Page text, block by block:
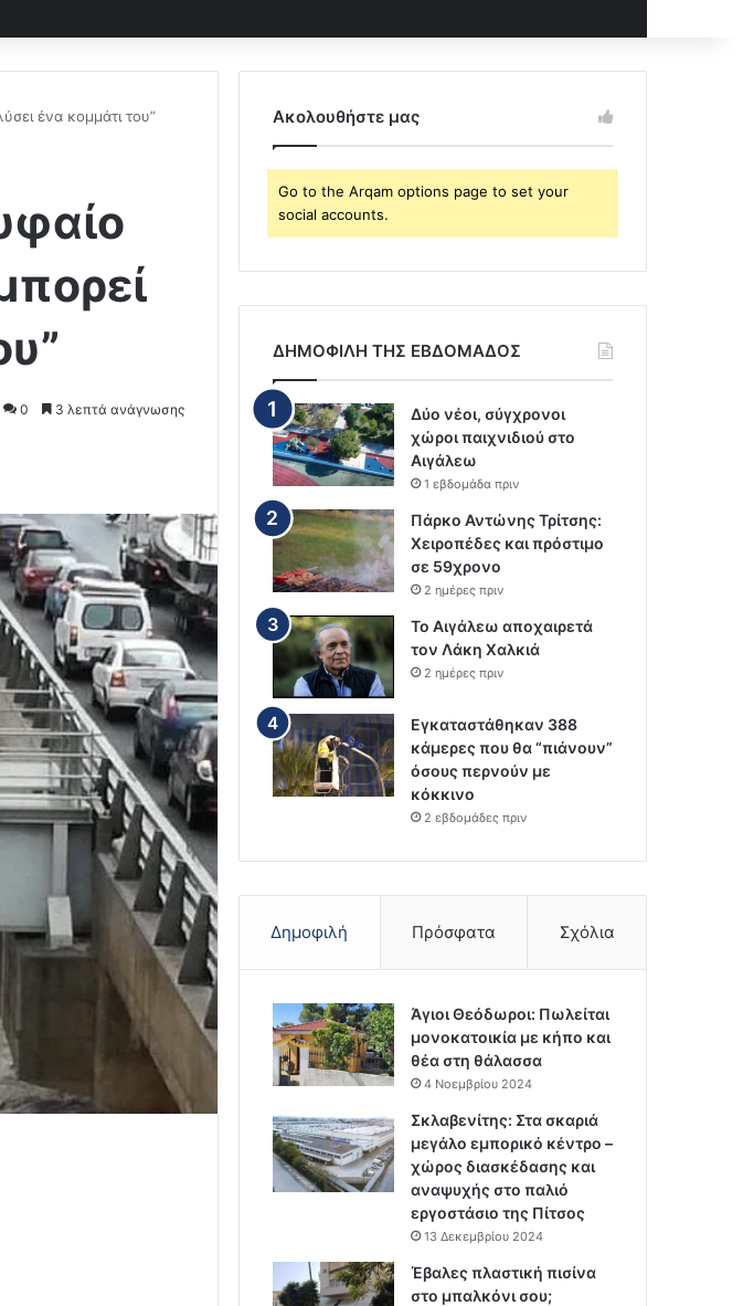
ένα κομμάτι του”
0 3 λεπτά ανάγνωσης
Ακολουθήστε μας
Go to the Arqam options page to set your
social accounts.
ΔΗΜΟΦΙΛΗ ΤΗΣ ΕΒΔΟΜΑΔΟΣ
Δύο νέοι, σύγχρονοι
χώροι παιχνιδιού στο
Αιγάλεω
1 εβδομάδα πριν
Πάρκο Αντώνης Τρίτσης:
Χειροπέδες και πρόστιμο
σε 59χρονο
2 ημέρες πριν
Το Αιγάλεω αποχαιρετά
τον Λάκη Χαλκιά
2 ημέρες πριν
Εγκαταστάθηκαν 388
κάμερες που θα “πιάνουν”
όσους περνούν με
κόκκινο
2 εβδομάδες πριν
Δημοφιλή Πρόσφατα Σχόλια
Άγιοι Θεόδωροι: Πωλείται
μονοκατοικία με κήπο και
θέα στη θάλασσα
4 Νοεμβρίου 2024
Σκλαβενίτης: Στα σκαριά
μεγάλο εμπορικό κέντρο –
χώρος διασκέδασης και
αναψυχής στο παλιό
εργοστάσιο της Πίτσος
13 Δεκεμβρίου 2024
Έβαλες πλαστική πισίνα
στο μπαλκόνι σου;